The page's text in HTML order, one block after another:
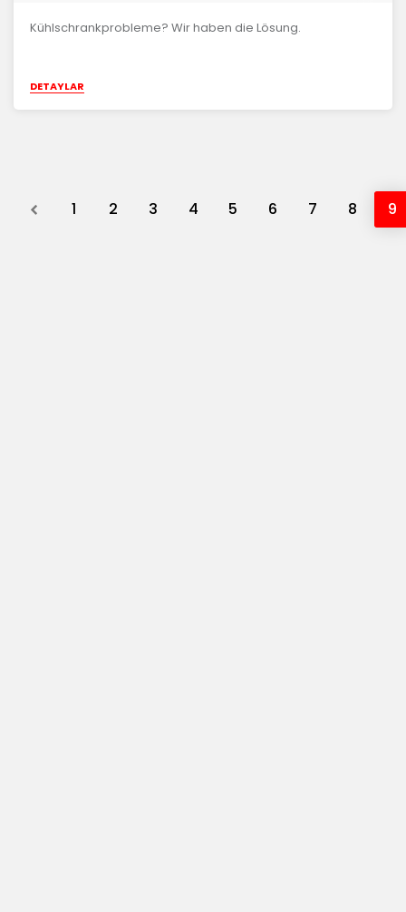
Kühlschrankprobleme? Wir haben die Lösung.
DETAYLAR
Previous
1 2 3 4 5 6 7 8 9